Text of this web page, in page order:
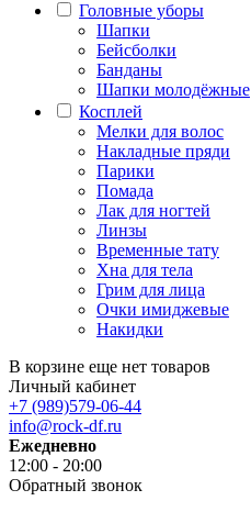
Головные уборы
Шапки
Бейсболки
Банданы
Шапки молодёжные
Косплей
Мелки для волос
Накладные пряди
Парики
Помада
Лак для ногтей
Линзы
Временные тату
Хна для тела
Грим для лица
Очки имиджевые
Накидки
В корзине еще нет товаров
Личный кабинет
+7 (989)579-06-44
info@rock-df.ru
Ежедневно
12:00 - 20:00
Обратный звонок